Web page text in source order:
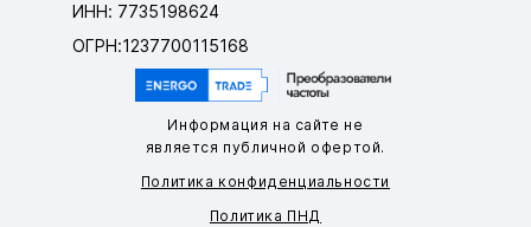
ИНН: 7735198624
ОГРН:1237700115168
Информация на сайте не
является публичной офертой.
Политика конфиденциальности
Политика ПНД